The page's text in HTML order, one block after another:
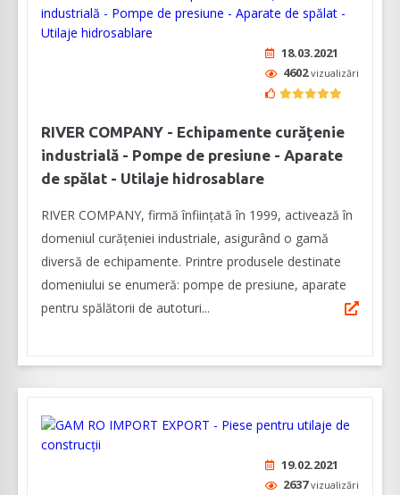
18.03.2021
4602vizualizări
RIVER COMPANY - Echipamente curățenie
industrială - Pompe de presiune - Aparate
de spălat - Utilaje hidrosablare
RIVER COMPANY, firmă înființată în 1999, activează în
domeniul curățeniei industriale, asigurând o gamă
diversă de echipamente. Printre produsele destinate
domeniului se enumeră: pompe de presiune, aparate
pentru spălătorii de autoturi...
19.02.2021
2637vizualizări